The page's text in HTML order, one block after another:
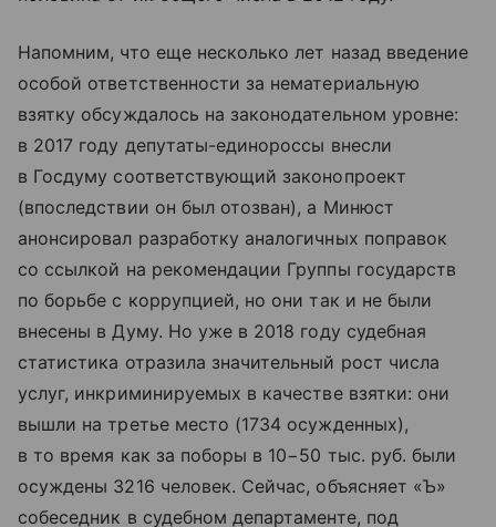
Напомним, что еще несколько лет назад введение
особой ответственности за нематериальную
взятку обсуждалось на законодательном уровне:
в 2017 году депутаты-единороссы внесли
в Госдуму соответствующий законопроект
(впоследствии он был отозван), а Минюст
анонсировал разработку аналогичных поправок
со ссылкой на рекомендации Группы государств
по борьбе с коррупцией, но они так и не были
внесены в Думу. Но уже в 2018 году судебная
статистика отразила значительный рост числа
услуг, инкриминируемых в качестве взятки: они
вышли на третье место (1734 осужденных),
в то время как за поборы в 10−50 тыс. руб. были
осуждены 3216 человек. Сейчас, объясняет «Ъ»
собеседник в судебном департаменте, под